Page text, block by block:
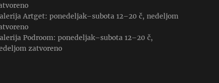
Artget: ponedeljak–subota 12–20 č, nedeljom
Podroom: ponedeljak–subota 12–20 č,
zatvoreno